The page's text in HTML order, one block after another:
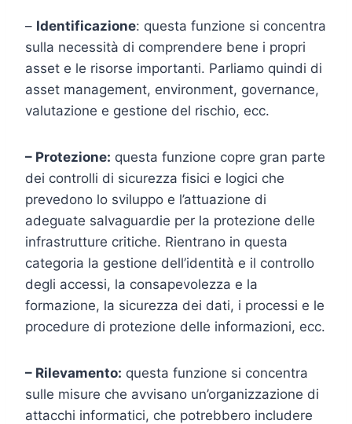
– Identificazione: questa funzione si concentra
sulla necessità di comprendere bene i propri
asset e le risorse importanti. Parliamo quindi di
asset management, environment, governance,
valutazione e gestione del rischio, ecc.
– Protezione: questa funzione copre gran parte
dei controlli di sicurezza fisici e logici che
prevedono lo sviluppo e l’attuazione di
adeguate salvaguardie per la protezione delle
infrastrutture critiche. Rientrano in questa
categoria la gestione dell’identità e il controllo
degli accessi, la consapevolezza e la
formazione, la sicurezza dei dati, i processi e le
procedure di protezione delle informazioni, ecc.
– Rilevamento: questa funzione si concentra
sulle misure che avvisano un’organizzazione di
attacchi informatici, che potrebbero includere